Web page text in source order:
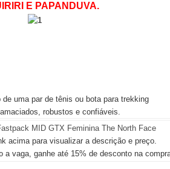
E PAPANDUVA.
de uma par de tênis ou bota para trekking
robustos e confiáveis.
MID GTX Feminina The North Face
acima para visualizar a descrição e preço.
a vaga, ganhe até 15% de desconto na